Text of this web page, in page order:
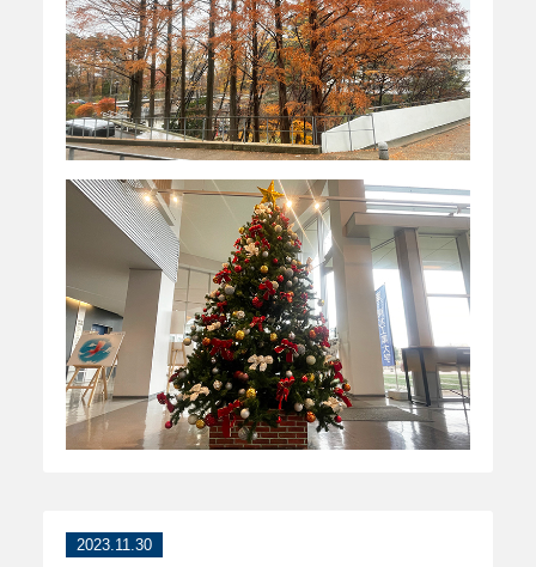
2023.11.30